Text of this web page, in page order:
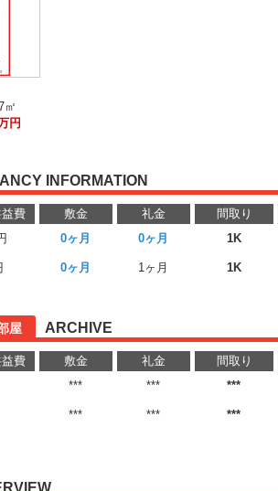
㎡
円
INFORMATION
費 敷金 礼金 間取り
0ヶ月 0ヶ月 1K
0ヶ月 1ヶ月 1K
屋 ARCHIVE
費 敷金 礼金 間取り
*** *** ***
*** *** ***